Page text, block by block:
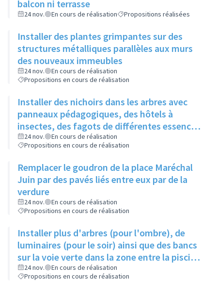
balcon ni terrasse
24 nov. En cours de réalisation Propositions réalisées
Installer des plantes grimpantes sur des
structures métalliques parallèles aux murs
des nouveaux immeubles
24 nov.
En cours de réalisation
Propositions en cours de réalisation
Installer des nichoirs dans les arbres avec
panneaux pédagogiques, des hôtels à
insectes, des fagots de différentes essences
pour stimuler la biodiversité sur la place du
Château à la Roue
24 nov.
En cours de réalisation
Propositions en cours de réalisation
Remplacer le goudron de la place Maréchal
Juin par des pavés liés entre eux par de la
verdure
24 nov.
En cours de réalisation
Propositions en cours de réalisation
Installer plus d'arbres (pour l'ombre), de
luminaires (pour le soir) ainsi que des bancs
sur la voie verte dans la zone entre la piscine
et la rue de l'Industrie
24 nov.
En cours de réalisation
Propositions en cours de réalisation